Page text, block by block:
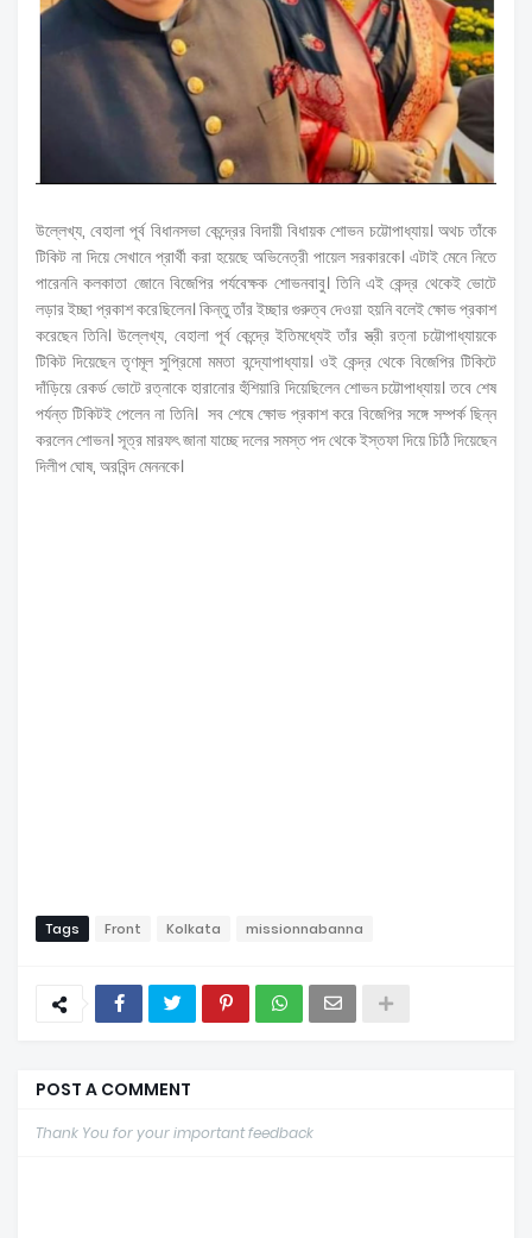
উল্লেখ্য, বেহালা পূর্ব বিধানসভা কেন্দ্রের বিদায়ী বিধায়ক শোভন চট্টোপাধ্যায়। অথচ তাঁকে
টিকিট না দিয়ে সেখানে প্রার্থী করা হয়েছে অভিনেত্রী পায়েল সরকারকে। এটাই মেনে নিতে
পারেননি কলকাতা জোনে বিজেপির পর্যবেক্ষক শোভনবাবু। তিনি এই কেন্দ্র থেকেই ভোটে
লড়ার ইচ্ছা প্রকাশ করেছিলেন। কিন্তু তাঁর ইচ্ছার গুরুত্ব দেওয়া হয়নি বলেই ক্ষোভ প্রকাশ
করেছেন তিনি। উল্লেখ্য, বেহালা পূর্ব কেন্দ্রে ইতিমধ্যেই তাঁর স্ত্রী রত্না চট্টোপাধ্যায়কে
টিকিট দিয়েছেন তৃণমূল সুপ্রিমো মমতা বন্দ্যোপাধ্যায়। ওই কেন্দ্র থেকে বিজেপির টিকিটে
দাঁড়িয়ে রেকর্ড ভোটে রত্নাকে হারানোর হুঁশিয়ারি দিয়েছিলেন শোভন চট্টোপাধ্যায়। তবে শেষ
পর্যন্ত টিকিটই পেলেন না তিনি। সব শেষে ক্ষোভ প্রকাশ করে বিজেপির সঙ্গে সম্পর্ক ছিন্ন
করলেন শোভন। সূত্র মারফৎ জানা যাচ্ছে দলের সমস্ত পদ থেকে ইস্তফা দিয়ে চিঠি দিয়েছেন
দিলীপ ঘোষ, অরবিন্দ মেননকে।
Tags Front Kolkata missionnabanna
POST A COMMENT
Thank You for your important feedback